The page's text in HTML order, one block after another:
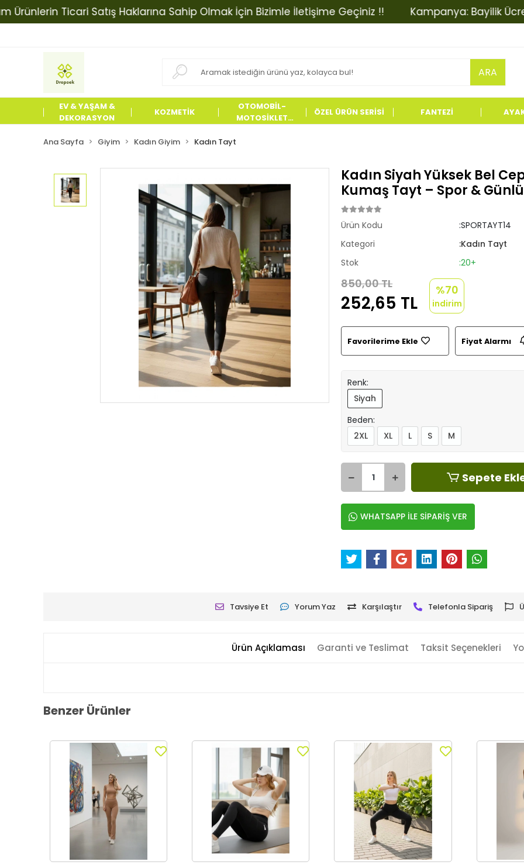
Ticari Satış Haklarına Sahip Olmak İçin Bizimle İletişime Geçiniz !! Kampanya: Bayilik
ARA
EV & YAŞAM &
DEKORASYON
KOZMETİK
OTOMOBİL-
MOTOSİKLET
ÖZEL ÜRÜN SERİSİ FANTEZİ
Ana Sayfa Giyim Kadın Giyim Kadın Tayt
Kadın Siyah Yüksek Bel
Kumaş Tayt – Spor &
Ürün Kodu
:SPORTAYT14
Kategori
:Kadın Tayt
Stok
:20+
850,00 TL
252,65 TL
%70
indirim
Favorilerime Ekle Fiyat Alarmı
Renk:
Siyah
Beden:
2XL
XL L S M
Sepete
WHATSAPP İLE SİPARİŞ VER
Tavsiye Et Yorum Yaz Karşılaştır Telefonla Sipariş
Ürün Açıklaması Garanti ve Teslimat Taksit Seçenekleri
Benzer Ürünler